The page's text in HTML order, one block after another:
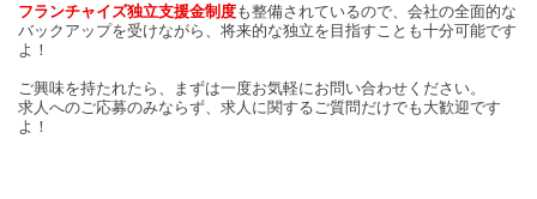
フランチャイズ独立支援金制度も整備されているので、会社の全面的な
バックアップを受けながら、将来的な独立を目指すことも十分可能です
よ！
ご興味を持たれたら、まずは一度お気軽にお問い合わせください。
求人へのご応募のみならず、求人に関するご質問だけでも大歓迎です
よ！